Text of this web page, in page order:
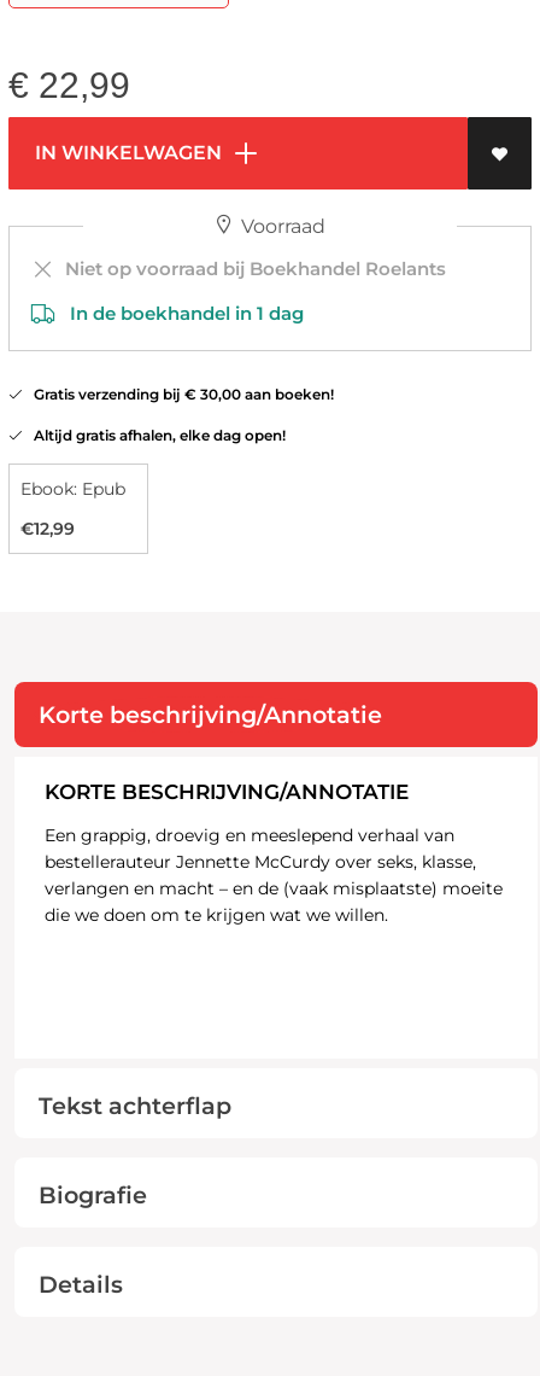
€ 22,99
IN WINKELWAGEN
Voorraad
Niet op voorraad bij Boekhandel Roelants
In de boekhandel in 1 dag
Gratis verzending bij € 30,00 aan boeken!
Altijd gratis afhalen, elke dag open!
Ebook: Epub
€12,99
Korte beschrijving/Annotatie
KORTE BESCHRIJVING/ANNOTATIE
Een grappig, droevig en meeslepend verhaal van
bestellerauteur Jennette McCurdy over seks, klasse,
verlangen en macht – en de (vaak misplaatste) moeite
die we doen om te krijgen wat we willen.
Tekst achterflap
Biografie
Details